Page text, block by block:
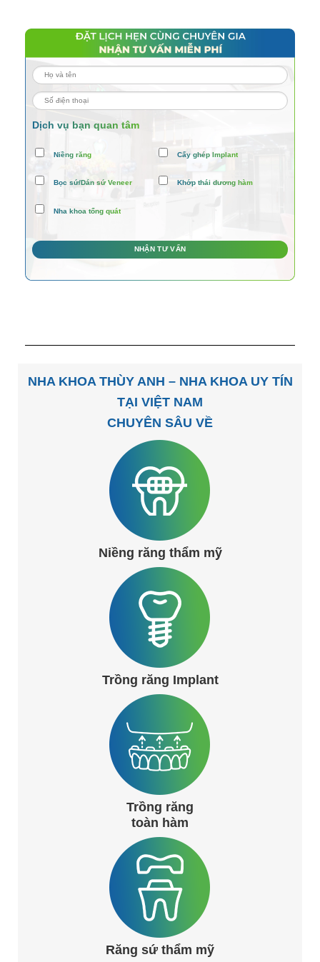
Dịch vụ bạn quan tâm
Niềng răng Cấy ghép Implant
Bọc sứ/Dán sứ Veneer Khớp thái dương hàm
Nha khoa tổng quát
NHA KHOA THÙY ANH – NHA KHOA UY TÍN
TẠI VIỆT NAM
CHUYÊN SÂU VỀ
Niềng răng thẩm mỹ
Trồng răng Implant
Trồng răng
toàn hàm
Răng sứ thẩm mỹ